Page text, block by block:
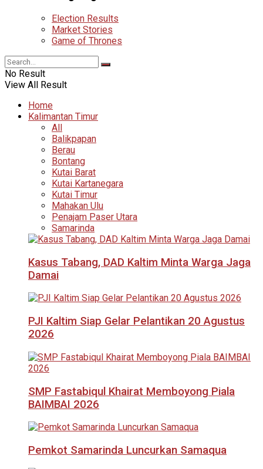
Election Results
Market Stories
Game of Thrones
No Result
View All Result
Home
Kalimantan Timur
All
Balikpapan
Berau
Bontang
Kutai Barat
Kutai Kartanegara
Kutai Timur
Mahakan Ulu
Penajam Paser Utara
Samarinda
Kasus Tabang, DAD Kaltim Minta Warga Jaga
Damai
PJI Kaltim Siap Gelar Pelantikan 20 Agustus
2026
SMP Fastabiqul Khairat Memboyong Piala
BAIMBAI 2026
Pemkot Samarinda Luncurkan Samaqua